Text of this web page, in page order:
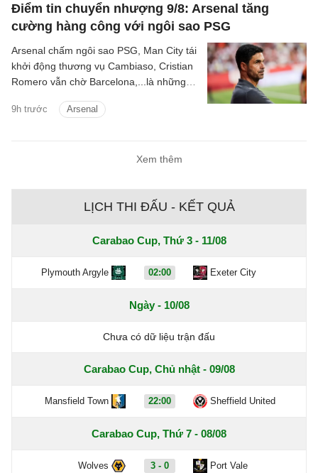
Điểm tin chuyển nhượng 9/8: Arsenal tăng
cường hàng công với ngôi sao PSG
9h trước Arsenal
Arsenal chấm ngôi sao PSG, Man City tái
khởi động thương vụ Cambiaso, Cristian
Romero vẫn chờ Barcelona,...là những
bóng đá sáng 9/8.
Xem thêm
LỊCH THI ĐẤU - KẾT QUẢ
Carabao Cup, Thứ 3 - 11/08
Plymouth Argyle 02:00 Exeter City
Ngày - 10/08
Chưa có dữ liệu trận đấu
Carabao Cup, Chủ nhật - 09/08
Mansfield Town 22:00 Sheffield United
Carabao Cup, Thứ 7 - 08/08
Wolves 3 - 0 Port Vale